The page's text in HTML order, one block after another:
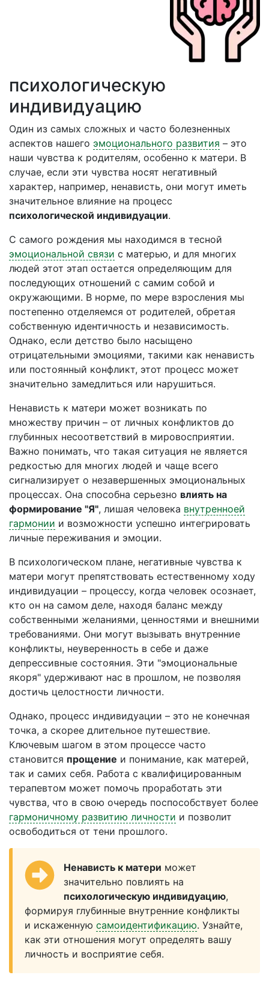
психологическую
индивидуацию
Один из самых сложных и часто болезненных
аспектов нашего эмоционального развития – это
наши чувства к родителям, особенно к матери. В
случае, если эти чувства носят негативный
характер, например, ненависть, они могут иметь
значительное влияние на процесс
психологической индивидуации.
С самого рождения мы находимся в тесной
эмоциональной связи с матерью, и для многих
людей этот этап остается определяющим для
последующих отношений с самим собой и
окружающими. В норме, по мере взросления мы
постепенно отделяемся от родителей, обретая
собственную идентичность и независимость.
Однако, если детство было насыщено
отрицательными эмоциями, такими как ненависть
или постоянный конфликт, этот процесс может
значительно замедлиться или нарушиться.
Ненависть к матери может возникать по
множеству причин – от личных конфликтов до
глубинных несоответствий в мировосприятии.
Важно понимать, что такая ситуация не является
редкостью для многих людей и чаще всего
сигнализирует о незавершенных эмоциональных
процессах. Она способна серьезно влиять на
формирование "Я", лишая человека внутренноей
гармонии и возможности успешно интегрировать
личные переживания и эмоции.
В психологическом плане, негативные чувства к
матери могут препятствовать естественному ходу
индивидуации – процессу, когда человек осознает,
кто он на самом деле, находя баланс между
собственными желаниями, ценностями и внешними
требованиями. Они могут вызывать внутренние
конфликты, неуверенность в себе и даже
депрессивные состояния. Эти "эмоциональные
якоря" удерживают нас в прошлом, не позволяя
достичь целостности личности.
Однако, процесс индивидуации – это не конечная
точка, а скорее длительное путешествие.
Ключевым шагом в этом процессе часто
становится прощение и понимание, как матерей,
так и самих себя. Работа с квалифицированным
терапевтом может помочь проработать эти
чувства, что в свою очередь поспособствует более
гармоничному развитию личности и позволит
освободиться от тени прошлого.
Ненависть к матери может
значительно повлиять на
психологическую индивидуацию,
формируя глубинные внутренние конфликты
и искаженную самоидентификацию. Узнайте,
как эти отношения могут определять вашу
личность и восприятие себя.